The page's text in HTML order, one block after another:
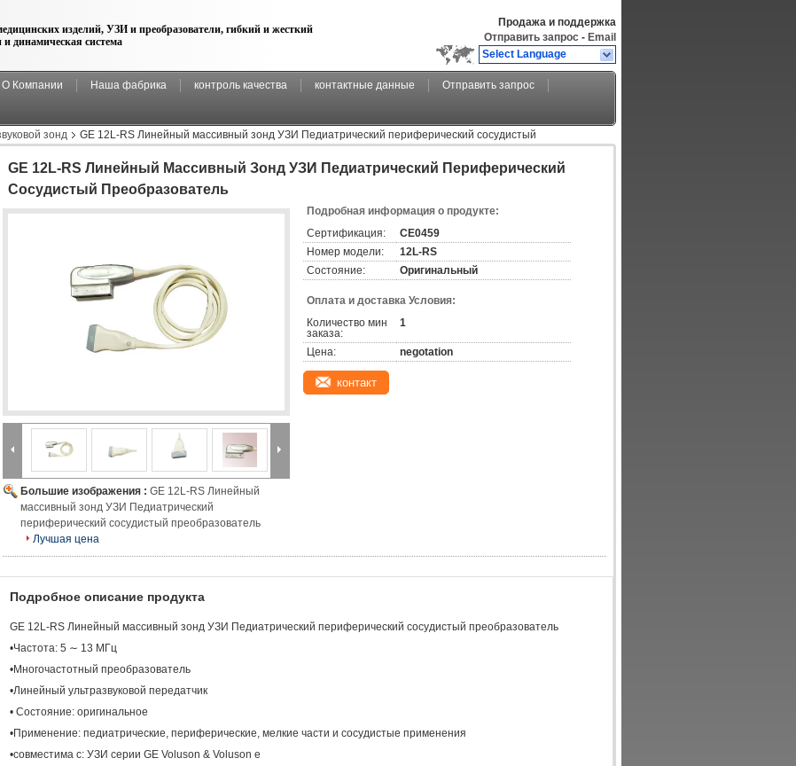
изделий, УЗИ и преобразователи, гибкий и жесткий
и динамическая система
Продажа и поддержка
Отправить запрос - Email
Select Language
О Компании Наша фабрика контроль качества контактные данные Отправить запрос
зонд
GE 12L-RS Линейный массивный зонд УЗИ Педиатрический периферический сосудистый
GE 12L-RS Линейный Массивный Зонд УЗИ Педиатрический Периферический
Сосудистый Преобразователь
Большие изображения : GE 12L-RS Линейный
массивный зонд УЗИ Педиатрический
периферический сосудистый преобразователь
Лучшая цена
Подробная информация о продукте:
Сертификация:
CE0459
Номер модели:
12L-RS
Состояние:
Оригинальный
Оплата и доставка Условия:
Количество мин
заказа:
1
Цена: negotation
контакт
Подробное описание продукта
GE 12L-RS Линейный массивный зонд УЗИ Педиатрический периферический сосудистый преобразователь
•Частота: 5 ∼ 13 МГц
•Многочастотный преобразователь
•Линейный ультразвуковой передатчик
• Состояние: оригинальное
•Применение: педиатрические, периферические, мелкие части и сосудистые применения
•совместима с: УЗИ серии GE Voluson & Voluson e